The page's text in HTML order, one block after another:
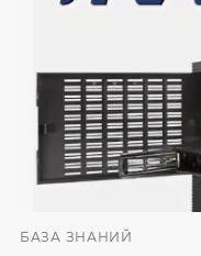
БАЗА ЗНАНИЙ